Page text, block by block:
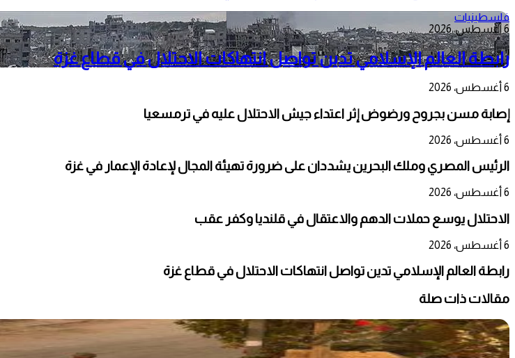
فلسطينيات
6 أغسطس، 2026
رابطة العالم الإسلامي تدين تواصل انتهاكات الاحتلال في قطاع غزة
6 أغسطس، 2026
إصابة مسن بجروح ورضوض إثر اعتداء جيش الاحتلال عليه في ترمسعيا
6 أغسطس، 2026
الرئيس المصري وملك البحرين يشددان على ضرورة تهيئة المجال لإعادة الإعمار في غزة
6 أغسطس، 2026
الاحتلال يوسع حملات الدهم والاعتقال في قلنديا وكفر عقب
6 أغسطس، 2026
رابطة العالم الإسلامي تدين تواصل انتهاكات الاحتلال في قطاع غزة
مقالات ذات صلة